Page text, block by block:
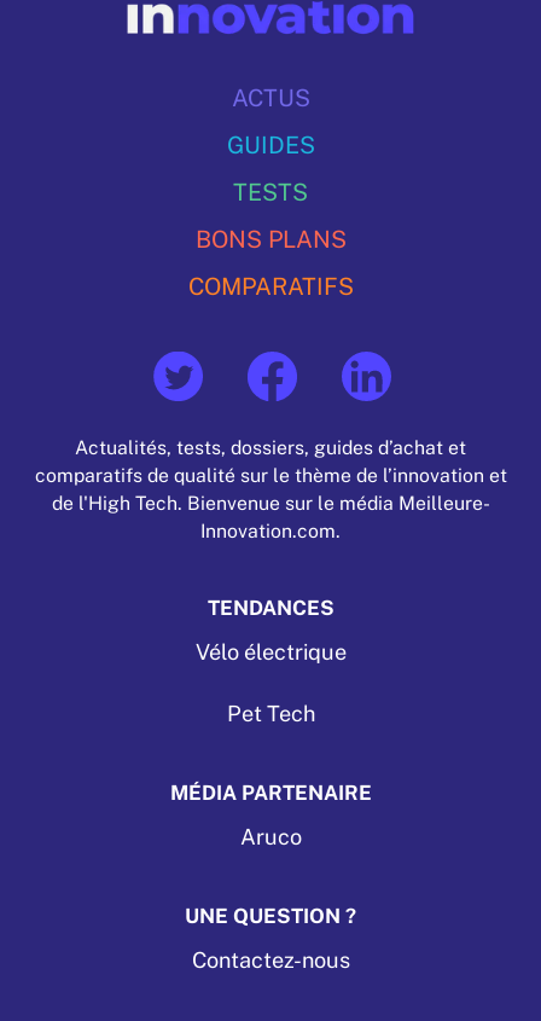
ACTUS
GUIDES
TESTS
BONS PLANS
COMPARATIFS
Actualités, tests, dossiers, guides d’achat et
comparatifs de qualité sur le thème de l’innovation et
de l'High Tech. Bienvenue sur le média Meilleure-
Innovation.com.
TENDANCES
Vélo électrique
Pet Tech
MÉDIA PARTENAIRE
Aruco
UNE QUESTION ?
Contactez-nous